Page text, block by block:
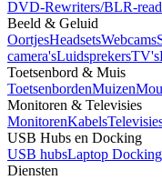
DVD-Rewriters/BLR-
Beeld & Geluid
OortjesHeadsetsWebcams
camera'sLuidsprekersTV's
Toetsenbord & Muis
ToetsenbordenMuizen
Monitoren & Televisies
MonitorenKabels
USB Hubs en Docking
USB hubsLaptop
Diensten